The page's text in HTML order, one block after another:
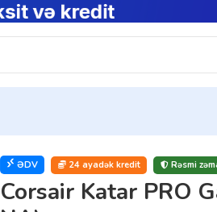
ƏDV 24 ayadək kredit Rəsmi
Corsair Katar PRO